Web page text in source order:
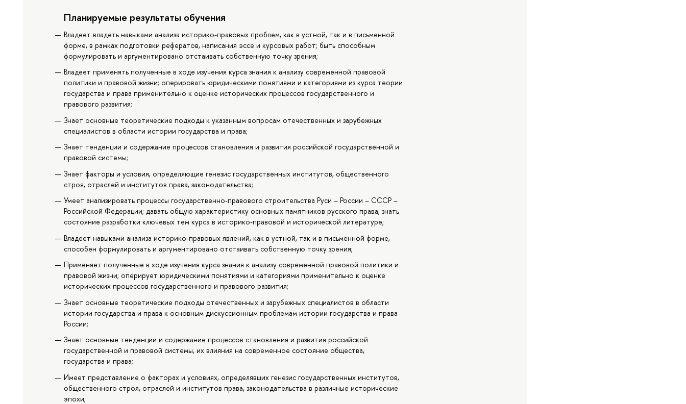
Планируемые результаты обучения
Владеет владеть навыками анализа историко-правовых проблем, как в устной, так и в письменной
форме, в рамках подготовки рефератов, написания эссе и курсовых работ; быть способным
формулировать и аргументировано отстаивать собственную точку зрения;
Владеет применять полученные в ходе изучения курса знания к анализу современной правовой
политики и правовой жизни; оперировать юридическими понятиями и категориями из курса теории
государства и права применительно к оценке исторических процессов государственного и
правового развития;
Знает основные теоретические подходы к указанным вопросам отечественных и зарубежных
специалистов в области истории государства и права;
Знает тенденции и содержание процессов становления и развития российской государственной и
правовой системы;
Знает факторы и условия, определяющие генезис государственных институтов, общественного
строя, отраслей и институтов права, законодательства;
Умеет анализировать процессы государственно-правового строительства Руси – России – СССР –
Российской Федерации; давать общую характеристику основных памятников русского права; знать
состояние разработки ключевых тем курса в историко-правовой и исторической литературе;
Владеет навыками анализа историко-правовых явлений, как в устной, так и в письменной форме,
способен формулировать и аргументировано отстаивать собственную точку зрения;
Применяет полученные в ходе изучения курса знания к анализу современной правовой политики и
правовой жизни; оперирует юридическими понятиями и категориями применительно к оценке
исторических процессов государственного и правового развития;
Знает основные теоретические подходы отечественных и зарубежных специалистов в области
истории государства и права к основным дискуссионным проблемам истории государства и права
России;
Знает основные тенденции и содержание процессов становления и развития российской
государственной и правовой системы, их влияния на современное состояние общества,
государства и права;
Имеет представление о факторах и условиях, определявших генезис государственных институтов,
общественного строя, отраслей и институтов права, законодательства в различные исторические
эпохи;